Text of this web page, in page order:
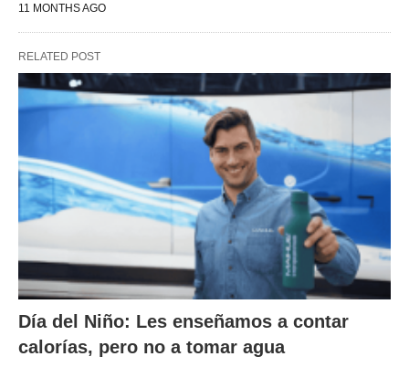
11 MONTHS AGO
RELATED POST
Día del Niño: Les enseñamos a contar
calorías, pero no a tomar agua